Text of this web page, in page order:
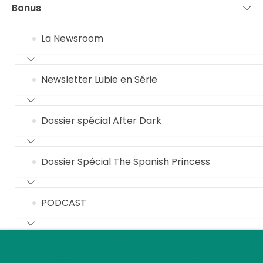
Bonus
La Newsroom
Newsletter Lubie en Série
Dossier spécial After Dark
Dossier Spécial The Spanish Princess
PODCAST